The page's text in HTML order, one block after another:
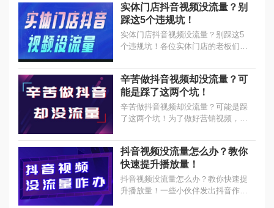
实体门店抖音视频没流量？别
踩这5个违规坑！
实体门店抖音视频没流量？别踩这5
个违规坑！各位实体门店的老板们，
的视频发布后，播放量只有寥寥几十
个甚至几个？...
辛苦做抖音视频却没流量？可
能是踩了这两个坑！
辛苦做抖音视频却没流量？可能是踩
了这两个坑！为了做好营销视频，很
剪片段，结果视频发布后，自己被泼
了一盆冷水，数据太差了，播放量寥
寥...
抖音视频没流量怎么办？教你
快速提升播放量！
抖音视频没流量怎么办？教你快速提
升播放量！一些小伙伴发出抖音作品